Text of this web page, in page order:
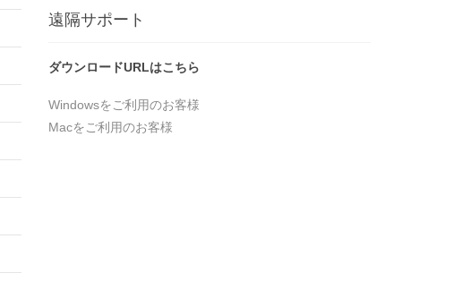
遠隔サポート
ダウンロードURLはこちら
Windowsをご利用のお客様
Macをご利用のお客様